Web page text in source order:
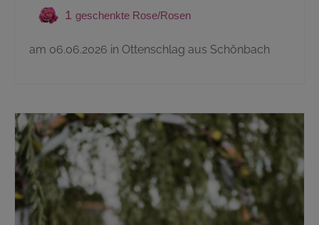
1
am 06.06.2026 in Ottenschlag aus Schönbach